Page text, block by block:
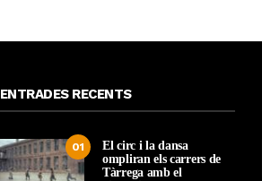
ENTRADES RECENTS
01
El circ i la dansa
ompliran els carrers de
Tàrrega amb el